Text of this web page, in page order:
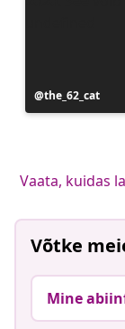
Postitus
avaldatud
the_62_cat
Vaata, kuidas
Võtke
Mine